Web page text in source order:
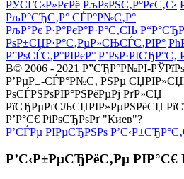
РЎСЃС‹Р»РєРё РљРѕРЅС‚Р°РєС‚С‹
РљР°СЂС‚Р° СЃР°Р№С‚Р°
РљР°Рє Р·Р°РєР°Р·Р°С‚СЊ
РѕР±СЏР·Р°С‚РµР»СЊСЃС‚РІР°
Р”РѕСЃС‚Р°РІРєР° Р’РѕР·РІСЂР°С‚
В© 2006 - 2021 Р”СЂР°Р№РІ-
Р’РµР±-СЃР°Р№С‚ РЅРµ
РѕСЃРЅРѕРІР°РЅРёРµРј РґР»СЏ
РїСЂРµРґСЉСЏРІР»РµРЅРёСЏ
Р’Р°С€ РіРѕСЂРѕРґ "Киев"?
Р’СЃРµ РІРµСЂРЅРѕ
Р’С‹Р±РµСЂРёС‚Рµ РІР°С€